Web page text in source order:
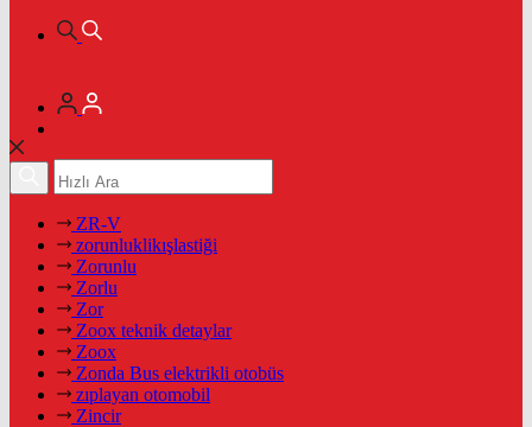
ZR-V
zorunluklikışlastiği
Zorunlu
Zorlu
Zor
Zoox teknik detaylar
Zoox
Zonda Bus elektrikli otobüs
zıplayan otomobil
Zincir